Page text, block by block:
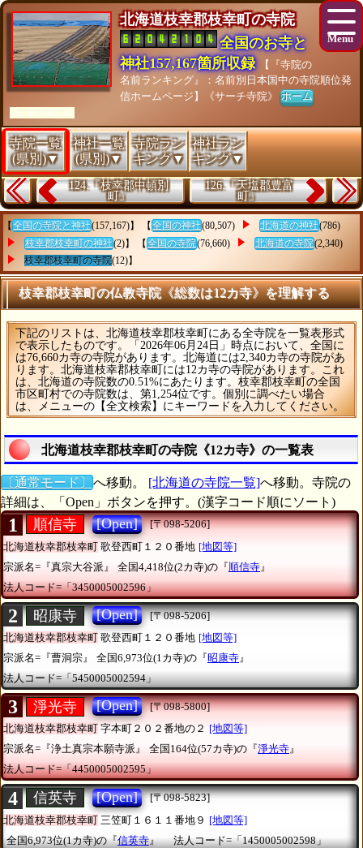
北海道枝幸郡枝幸町の寺院
全国のお寺と
神社157,167箇所収録
【『寺院の
名前ランキング』：名前別日本国中の寺院順位発
信ホームページ】《サーチ寺院》ホーム
[As of 26/07/28]
寺院一覧
(県別)▼
神社一覧
(県別)▼
寺院ラン
キング▼
神社ラン
キング▼
124.『枝幸郡中頓別
町』
126.『天塩郡豊富
町』
【 全国の寺院と神社(157,167)】 【 全国の神社(80,507) 北海道の神社(786)
枝幸郡枝幸町の神社(2)】 【 全国の寺院(76,660) 北海道の寺院(2,340)
枝幸郡枝幸町の寺院(12)】
枝幸郡枝幸町の仏教寺院《総数は12カ寺》を理解する
下記のリストは、北海道枝幸郡枝幸町にある全寺院を一覧表形式
で表示したものです。「2026年06月24日」時点において、全国に
は76,660カ寺の寺院があります。北海道には2,340カ寺の寺院があ
ります。北海道枝幸郡枝幸町には12カ寺の寺院があります。これ
は、北海道の寺院数の0.51%にあたります。枝幸郡枝幸町の全国
市区町村での寺院数は、第1,254位です。個別に調べたい場合
は、メニューの【全文検索】にキーワードを入力してください。
北海道枝幸郡枝幸町の寺院《12カ寺》の一覧表
〔通常モード〕 へ移動。 [北海道の寺院一覧]へ移動。寺院の
詳細は、「Open」ボタンを押す。(漢字コード順にソート)
1 順信寺 [Open]
[〒098-5206]
北海道枝幸郡枝幸町 歌登西町１２０番地 [地図等]
宗派名=『真宗大谷派』
全国4,418位(2カ寺)の『順信寺 』
法人コード=「3450005002596」
2 昭康寺 [Open]
[〒098-5206]
北海道枝幸郡枝幸町 歌登西町１２０番地 [地図等]
宗派名=『曹洞宗』
全国6,973位(1カ寺)の『昭康寺』
法人コード=「5450005002594」
3 淨光寺 [Open]
[〒098-5800]
北海道枝幸郡枝幸町 字本町２０２番地の２ [地図等]
宗派名=『浄土真宗本願寺派』
全国164位(57カ寺)の『淨光寺』
法人コード=「4450005002595」
4 信英寺 [Open]
[〒098-5823]
北海道枝幸郡枝幸町 三笠町１６１１番地９ [地図等]
全国6,973位(1カ寺)の『信英寺』 法人コード=「1450005002598」